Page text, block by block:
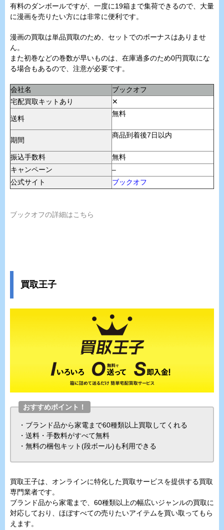
有料のダンボールですが、一度に19箱まで集荷できるので、大量
に漫画を売りたい方には非常に便利です。
漫画の買取は単品買取のため、セットでのボーナスはありませ
ん。
また初巻などの巻数が早いものは、在庫過多のため0円買取にな
る場合もあるので、注意が必要です。
会社名
ブックオフ
宅配買取キットあり
✕
送料
無料
期間
商品到着後7日以内
振込手数料
無料
キャンペーン
–
公式サイト
ブックオフ
ブックオフの詳細はこちら
買取王子
おすすめポイント！
・ブランド品から家電まで60種類以上買取してくれる
・送料・手数料がすべて無料
・無料の梱包キット(段ボール)も利用できる
買取王子は、オンラインに特化した買取サービスを提供する買取
専門業者です。
ブランド品から家電まで、60種類以上の幅広いジャンルの買取に
対応しており、ほぼすべての売りたいアイテムを買い取ってもら
えます。